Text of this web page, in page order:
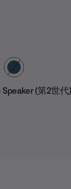
(第2世代)